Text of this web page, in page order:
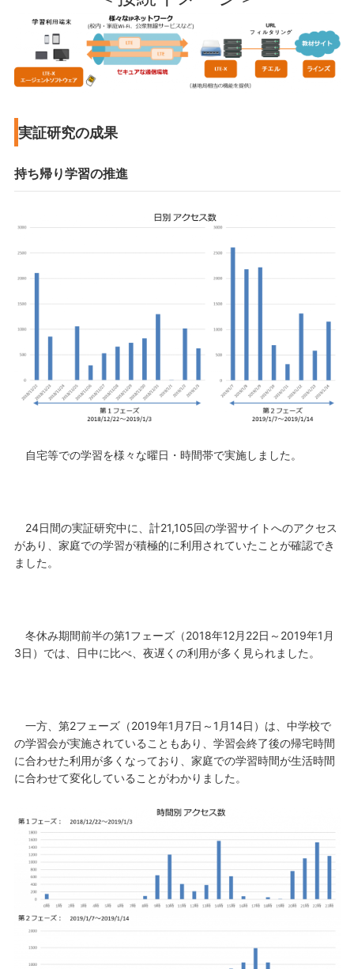
実証研究の成果
持ち帰り学習の推進
自宅等での学習を様々な曜日・時間帯で実施しました。
24日間の実証研究中に、計21,105回の学習サイトへのアクセス
があり、家庭での学習が積極的に利用されていたことが確認でき
ました。
冬休み期間前半の第1フェーズ（2018年12月22日～2019年1月
3日）では、日中に比べ、夜遅くの利用が多く見られました。
一方、第2フェーズ（2019年1月7日～1月14日）は、中学校で
の学習会が実施されていることもあり、学習会終了後の帰宅時間
に合わせた利用が多くなっており、家庭での学習時間が生活時間
に合わせて変化していることがわかりました。